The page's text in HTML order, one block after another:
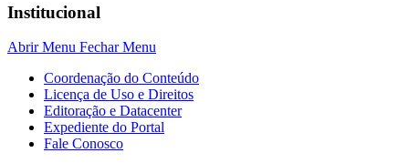
Institucional
Abrir Menu Fechar Menu
Coordenação do Conteúdo
Licença de Uso e Direitos
Editoração e Datacenter
Expediente do Portal
Fale Conosco